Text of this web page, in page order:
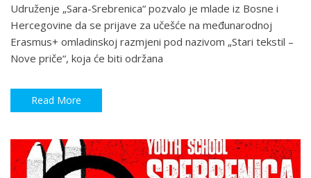
Udruženje „Sara-Srebrenica“ pozvalo je mlade iz Bosne i
Hercegovine da se prijave za učešće na međunarodnoj
Erasmus+ omladinskoj razmjeni pod nazivom „Stari tekstil –
Nove priče“, koja će biti održana
Read More